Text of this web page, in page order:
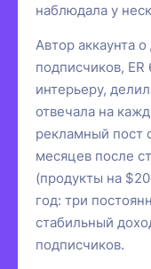
наблюдала у
Автор аккаунта
подписчиков,
интерьеру,
отвечала на
рекламный пост
месяцев после
(продукты на
год: три
стабильный
подписчиков.